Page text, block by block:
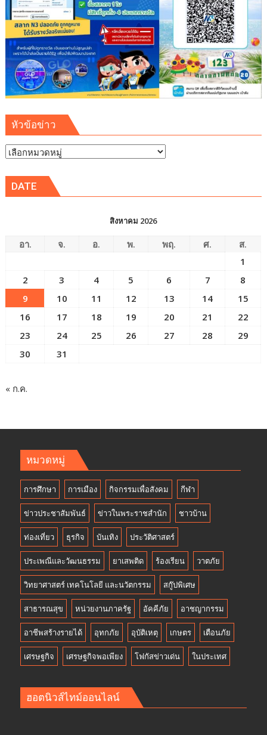
หัวข้อข่าว
หัวข้อ
DATE
สิงหาคม 2026
อา. จ. อ. พ. พฤ. ศ.
ส.
1
2
3 4 5 6 7
8
9
10 11 12 13 14
15
16
17 18 19 20 21
22
23
24 25 26 27 28
29
30
31
« ก.ค.
หมวดหมู่
การศึกษา การเมือง กิจกรรมเพื่อสังคม กีฬา
ข่าวประชาสัมพันธ์ ข่าวในพระราชสำนัก ชาวบ้าน
ท่องเที่ยว ธุรกิจ บันเทิง ประวัติศาสตร์
ประเพณีและวัฒนธรรม ยาเสพติด ร้องเรียน วาตภัย
วิทยาศาสตร์ เทคโนโลยี และนวัตกรรม สกู๊ปพิเศษ
สาธารณสุข หน่วยงานภาครัฐ อัคคีภัย อาชญากรรม
อาชีพสร้างรายได้ อุทกภัย อุบัติเหตุ เกษตร เตือนภัย
เศรษฐกิจ เศรษฐกิจพอเพียง โฟกัสข่าวเด่น ในประเทศ
ฮอตนิวส์ไทม์ออนไลน์